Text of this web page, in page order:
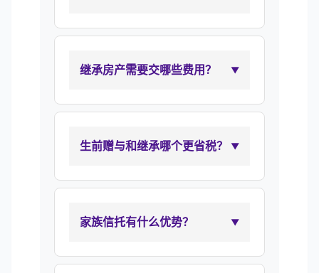
继承房产需要交哪些费用？
生前赠与和继承哪个更省税？
家族信托有什么优势？